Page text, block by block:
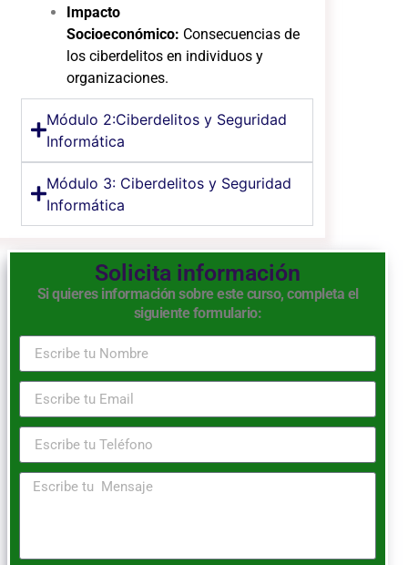
Impacto
Socioeconómico: Consecuencias de
los ciberdelitos en individuos y
organizaciones.
Módulo 2:Ciberdelitos y Seguridad
Informática
Módulo 3: Ciberdelitos y Seguridad
Informática
Solicita información
Si quieres información sobre este curso, completa el
siguiente formulario: